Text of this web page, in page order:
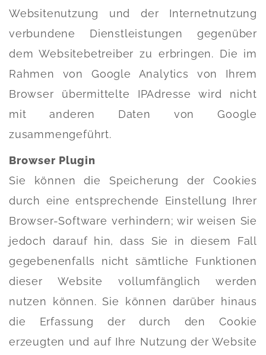
Websitenutzung und der Internetnutzung
verbundene Dienstleistungen gegenüber
dem Websitebetreiber zu erbringen. Die im
Rahmen von Google Analytics von Ihrem
Browser übermittelte IPAdresse wird nicht
mit anderen Daten von Google
zusammengeführt.
Browser Plugin
Sie können die Speicherung der Cookies
durch eine entsprechende Einstellung Ihrer
Browser-Software verhindern; wir weisen Sie
jedoch darauf hin, dass Sie in diesem Fall
gegebenenfalls nicht sämtliche Funktionen
dieser Website vollumfänglich werden
nutzen können. Sie können darüber hinaus
die Erfassung der durch den Cookie
erzeugten und auf Ihre Nutzung der Website